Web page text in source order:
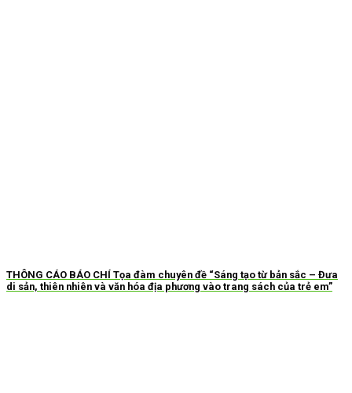
THÔNG CÁO BÁO CHÍ Tọa đàm chuyên đề “Sáng tạo từ bản sắc – Đưa
di sản, thiên nhiên và văn hóa địa phương vào trang sách của trẻ em”